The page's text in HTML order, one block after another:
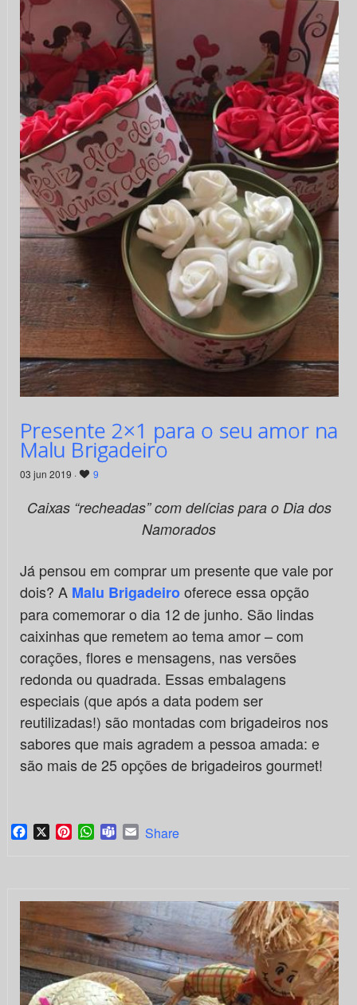
Presente 2×1 para o seu amor na
Malu Brigadeiro
03 jun 2019 · 9
Caixas “recheadas” com delícias para o Dia dos
Namorados
Já pensou em comprar um presente que vale por
dois? A Malu Brigadeirooferece essa opção
para comemorar o dia 12 de junho. São lindas
caixinhas que remetem ao tema amor – com
corações, flores e mensagens, nas versões
redonda ou quadrada. Essas embalagens
especiais (que após a data podem ser
reutilizadas!) são montadas com brigadeiros nos
sabores que mais agradem a pessoa amada: e
são mais de 25 opções de brigadeiros gourmet!
Facebook
X PinterestWhatsApp
TeamsEmail
Share